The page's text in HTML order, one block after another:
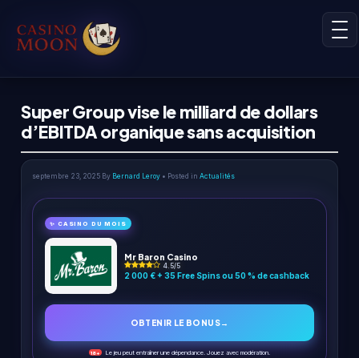
Super Group vise le milliard de dollars
d’EBITDA organique sans acquisition
septembre 23, 2025 By Bernard Leroy • Posted in Actualités
✨ CASINO DU MOIS
Mr Baron Casino
4.5/5
2 000 € + 35 Free Spins ou 50 % de cashback
OBTENIR LE BONUS→
18+ Le jeu peut entraîner une dépendance. Jouez avec modération.